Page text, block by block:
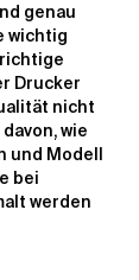
genau
wichtig
Drucker
nicht
wie
und Modell
bei
werden